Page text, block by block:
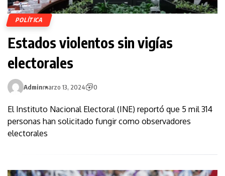
POLÍTICA
Estados violentos sin vigías
electorales
Adminmarzo 13, 2024 0
El Instituto Nacional Electoral (INE) reportó que 5 mil 314
personas han solicitado fungir como observadores
electorales